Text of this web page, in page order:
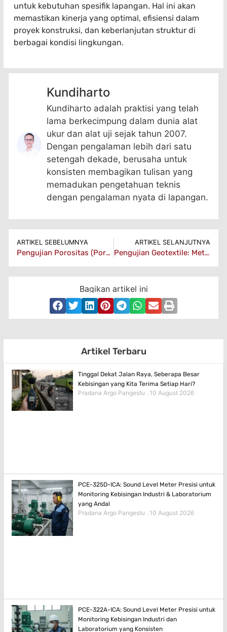
untuk kebutuhan spesifik lapangan. Hal ini akan
memastikan kinerja yang optimal, efisiensi dalam
proyek konstruksi, dan keberlanjutan struktur di
berbagai kondisi lingkungan.
Kundiharto
Kundiharto adalah praktisi yang telah
lama berkecimpung dalam dunia alat
ukur dan alat uji sejak tahun 2007.
Dengan pengalaman lebih dari satu
setengah dekade, berusaha untuk
konsisten membagikan tulisan yang
memadukan pengetahuan teknis
dengan pengalaman nyata di lapangan.
ARTIKEL SEBELUMNYA
Pengujian Porositas (Porosity Testing): Mengukur Kemampuan Filtrasi dan Drainase Geotextile
ARTIKEL SELANJUTNYA
Pengujian Geotextile: Metode, Prosedur, dan Pentingnya dalam Konstruksi
Bagikan artikel ini
Artikel Terbaru
Tinggal Dekat Jalan Raya, Seberapa Besar
Kebisingan yang Kita Terima Setiap Hari?
Pradana Argo Pangestu 10 August 2026
PCE-325D-ICA: Sound Level Meter Presisi untuk
Monitoring Kebisingan Industri & Laboratorium
yang Andal
Pradana Argo Pangestu 10 August 2026
PCE-322A-ICA: Sound Level Meter Presisi untuk
Monitoring Kebisingan Industri dan
Laboratorium yang Konsisten